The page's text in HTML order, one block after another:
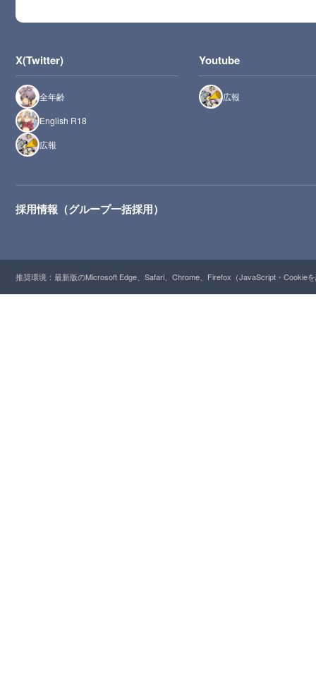
X(Twitter)
全年齢
English R18
広報
Youtube
広報
採用情報（グループ一括採用）
推奨環境：最新版のMicrosoft Edge、Safari、Chrome、Firefox（JavaScript・Cookie